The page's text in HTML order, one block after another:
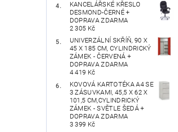
KANCELÁŘSKÉ KŘESLO
DESMOND-ČERNÉ +
DOPRAVA ZDARMA
2 305 Kč
UNIVERZÁLNÍ SKŘÍŇ, 90 X
45 X 185 CM, CYLINDRICKÝ
ZÁMEK - ČERVENÁ +
DOPRAVA ZDARMA
4 419 Kč
KOVOVÁ KARTOTÉKA A4 SE
3 ZÁSUVKAMI, 45,5 X 62 X
101,5 CM,CYLINDRICKÝ
ZÁMEK - SVĚTLE ŠEDÁ +
DOPRAVA ZDARMA
3 399 Kč